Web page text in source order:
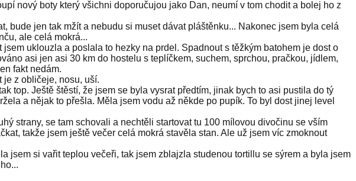
nový boty který všichni doporučujou jako Dan, neumí v tom chodit a bolej ho z
jen tak mžít a nebudu si muset dávat pláštěnku... Nakonec jsem byla celá
ale celá mokrá...
uklouzla a poslala to hezky na prdel. Spadnout s těžkým batohem je dost o
asi jen asi 30 km do hostelu s teplíčkem, suchem, sprchou, pračkou, jídlem,
fakt nedám.
je z obličeje, nosu, uší.
top. Ještě štěstí, že jsem se byla vysrat předtím, jinak bych to asi pustila do tý
a nějak to přešla. Měla jsem vodu až někde po pupík. To byl dost jinej level
strany, se tam schovali a nechtěli startovat tu 100 mílovou divočinu se vším
takže jsem ještě večer celá mokrá stavěla stan. Ale už jsem víc zmoknout
jsem si vařit teplou večeři, tak jsem zblajzla studenou tortillu se sýrem a byla jsem